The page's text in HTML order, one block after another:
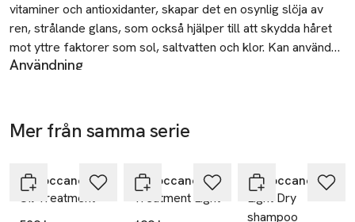
vitaminer och antioxidanter, skapar det en osynlig slöja av
ren, strålande glans, som också hjälper till att skydda håret
mot yttre faktorer som sol, saltvatten och klor. Kan användas
för att förbättra färg och slingor, och ditt hår skiner vackert i
Användning
oljepärlorna torka, under tiden som de kapslar in en vacker
och oöverträffad glans. För bästa resultat, använd som
Glans på din hårborste för att också hjälpa till att förhindra
statiskt och frissigt hår.
Mer från samma serie
Moroccanoil
Oil Treatment
Moroccanoil
Treatment Light
Moroccanoil
Light Dry
shampoo